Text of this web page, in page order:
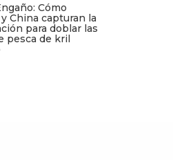
Cómo
China capturan la
para doblar las
pesca de kril